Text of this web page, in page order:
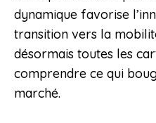
dynamique favorise
transition vers la
désormais toutes les
comprendre ce qui
marché.